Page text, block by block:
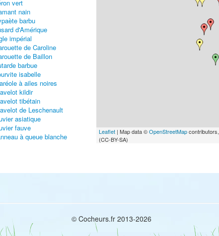
vert
nain
barbu
d'Amérique
impérial
de Caroline
de Baillon
barbue
isabelle
à ailes noires
kildir
tibétain
de Leschenault
asiatique
fauve
à queue blanche
à queue pointue
solitaire
grivelé
Leaflet| Map data ©OpenStreetMapcontributors,
(CC-BY-SA)
© Cocheurs.fr 2013-2026